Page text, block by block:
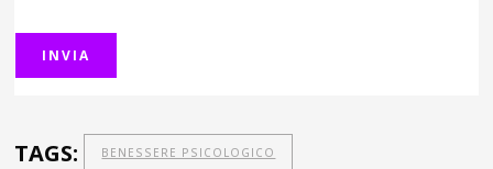
TAGS: BENESSERE PSICOLOGICO